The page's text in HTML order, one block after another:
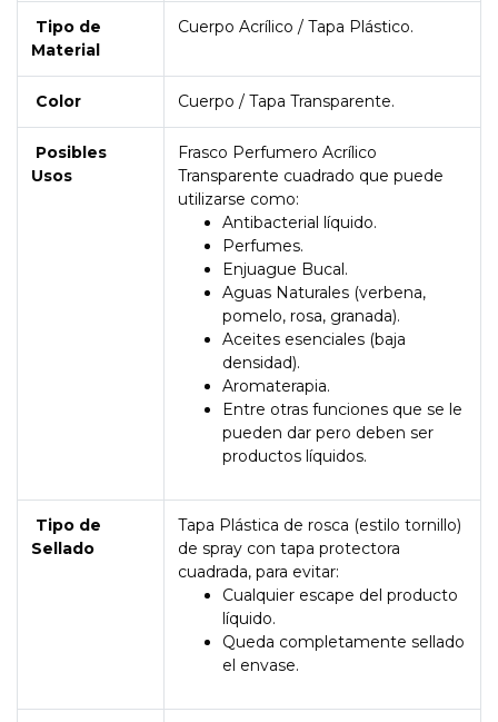
Tipo de
Material
Cuerpo Acrílico / Tapa Plástico.
Color Cuerpo / Tapa Transparente.
Posibles
Usos
Frasco Perfumero Acrílico
Transparente cuadrado que puede
utilizarse como:
Antibacterial líquido.
Perfumes.
Enjuague Bucal.
Aguas Naturales (verbena,
pomelo, rosa, granada).
Aceites esenciales (baja
densidad).
Aromaterapia.
Entre otras funciones que se le
pueden dar pero deben ser
productos líquidos.
Tipo de
Sellado
Tapa Plástica de rosca (estilo tornillo)
de spray con tapa protectora
cuadrada, para evitar:
Cualquier escape del producto
líquido.
Queda completamente sellado
el envase.